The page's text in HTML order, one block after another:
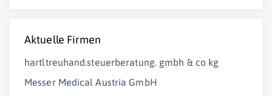
Aktuelle Firmen
hartltreuhand.steuerberatung. gmbh & co kg
Messer Medical Austria GmbH